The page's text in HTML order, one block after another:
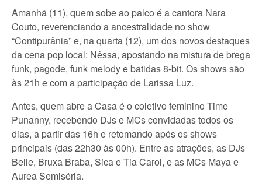
Amanhã (11), quem sobe ao palco é a cantora Nara
Couto, reverenciando a ancestralidade no show
“Contipurânia” e, na quarta (12), um dos novos destaques
da cena pop local: Nêssa, apostando na mistura de brega
funk, pagode, funk melody e batidas 8-bit. Os shows são
às 21h e com a participação de Larissa Luz.
Antes, quem abre a Casa é o coletivo feminino Time
Punanny, recebendo DJs e MCs convidadas todos os
dias, a partir das 16h e retomando após os shows
principais (das 22h30 às 00h). Entre as atrações, as DJs
Belle, Bruxa Braba, Sica e Tia Carol, e as MCs Maya e
Aurea Semiséria.